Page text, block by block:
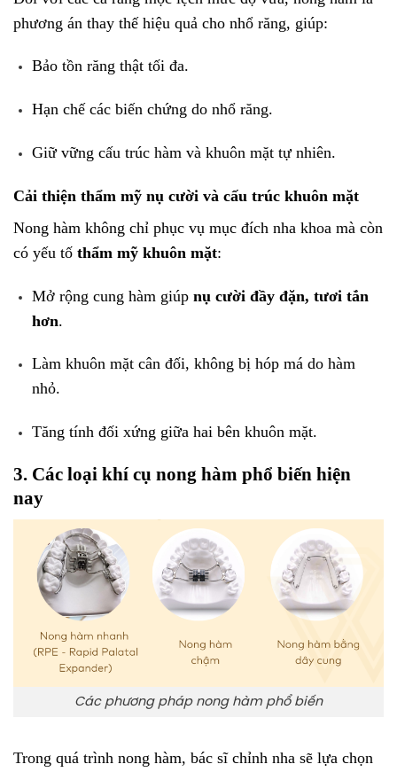
phương án thay thế hiệu quả cho nhổ răng, giúp:
Bảo tồn răng thật tối đa.
Hạn chế các biến chứng do nhổ răng.
Giữ vững cấu trúc hàm và khuôn mặt tự nhiên.
Cải thiện thẩm mỹ nụ cười và cấu trúc khuôn mặt
Nong hàm không chỉ phục vụ mục đích nha khoa mà còn
có yếu tố thẩm mỹ khuôn mặt:
Mở rộng cung hàm giúp nụ cười đầy đặn, tươi tắn
hơn.
Làm khuôn mặt cân đối, không bị hóp má do hàm
nhỏ.
Tăng tính đối xứng giữa hai bên khuôn mặt.
3. Các loại khí cụ nong hàm phổ biến hiện
nay
Các phương pháp nong hàm phổ biến
Trong quá trình nong hàm, bác sĩ chỉnh nha sẽ lựa chọn